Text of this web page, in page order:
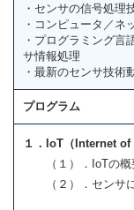
・センサの信号処理
・コンピュータ／ネ
・プログラミング言
サ情報処理
・最新のセンサ技術
プログラム
１．IoT（Internet
（１）．IoTの概
（２）．センサに